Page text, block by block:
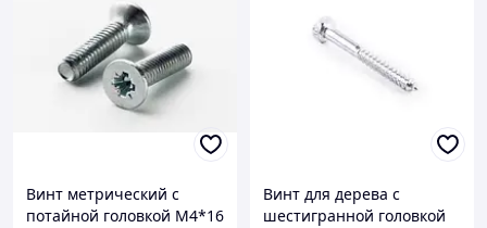
Винт метрический с
потайной головкой М4*16
Винт для дерева с
шестигранной головкой